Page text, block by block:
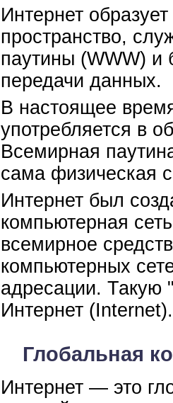
Интернет
пространство,
паутины (WWW) и
передачи данных.
В настоящее
употребляется в
Всемирная
сама физическая
Интернет был
компьютерная
всемирное
компьютерных
адресации. Такую
Интернет (Internet).
Глобальная
Интернет — это